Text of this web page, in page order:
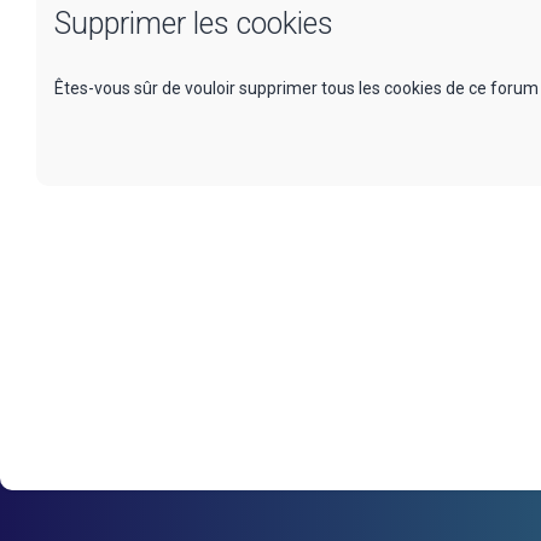
Supprimer les cookies
Êtes-vous sûr de vouloir supprimer tous les cookies de ce forum